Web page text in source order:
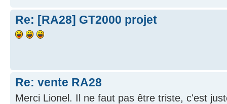
Re: [RA28] GT2000 projet
Re: vente RA28
Merci Lionel. Il ne faut pas être triste, c'est